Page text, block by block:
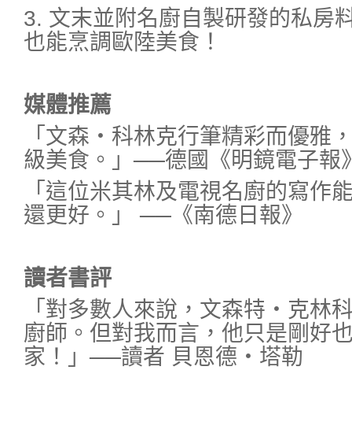
3. 文末並附名廚自製研發的私房
也能烹調歐陸美食！
媒體推薦
「文森‧科林克行筆精彩而優雅
級美食。」──德國《明鏡電子報
「這位米其林及電視名廚的寫作
還更好。」 ──《南德日報》
讀者書評
「對多數人來說，文森特‧克林
廚師。但對我而言，他只是剛好
家！」──讀者 貝恩德‧塔勒